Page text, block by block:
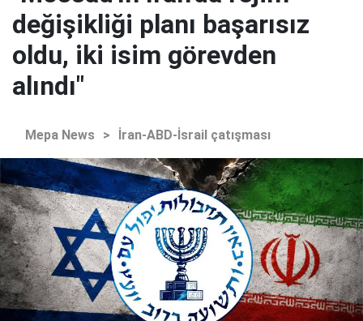
değişikliği planı başarısız
oldu, iki isim görevden
alındı"
Mepa News > İran-ABD-İsrail çatışması